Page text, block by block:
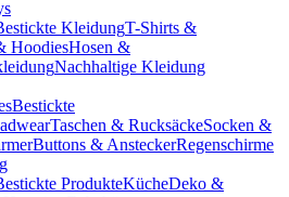
KleidungT-Shirts &
HoodiesHosen &
Nachhaltige Kleidung
Bestickte
Taschen & RucksäckeSocken &
Buttons & AnsteckerRegenschirme
ProdukteKücheDeko &